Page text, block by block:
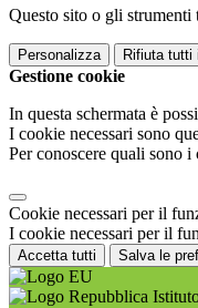
Questo sito o gli
Personalizza Rifiuta tutti
Gestione cookie
In questa schermata è
I cookie necessari sono
Per conoscere quali sono
Cookie necessari per il
I cookie necessari per il
Accetta tutti Salva le